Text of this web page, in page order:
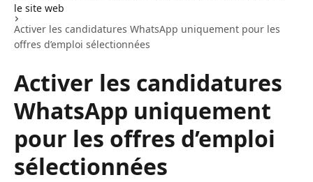
le site web
Activer les candidatures WhatsApp uniquement pour les
offres d’emploi sélectionnées
Activer les candidatures
WhatsApp uniquement
pour les offres d’emploi
sélectionnées